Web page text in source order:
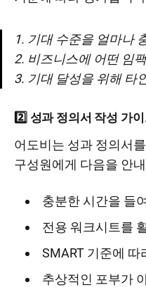
1. 기대 수준을 얼마나
2. 비즈니스에 어떤 임
3. 기대 달성을 위해 타
2️⃣ 성과 정의서 작성 가
어도비는 성과 정의서
구성원에게 다음을 안
충분한 시간을 들
전용 워크시트를
SMART 기준에 따
추상적인 포부가